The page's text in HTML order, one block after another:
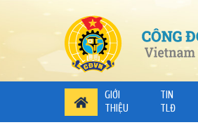
GIỚI
THIỆU
TIN
TLĐ